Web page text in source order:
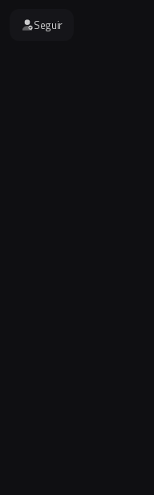
Seguir